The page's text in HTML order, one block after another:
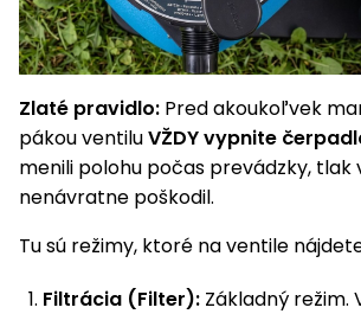
Zlaté pravidlo: Pred akoukoľvek
pákou ventiluVŽDY vypnite
menili polohu počas prevádzky, tlak
nenávratne poškodil.
Tu sú režimy, ktoré na ventile
Filtrácia (Filter): Základný režim.